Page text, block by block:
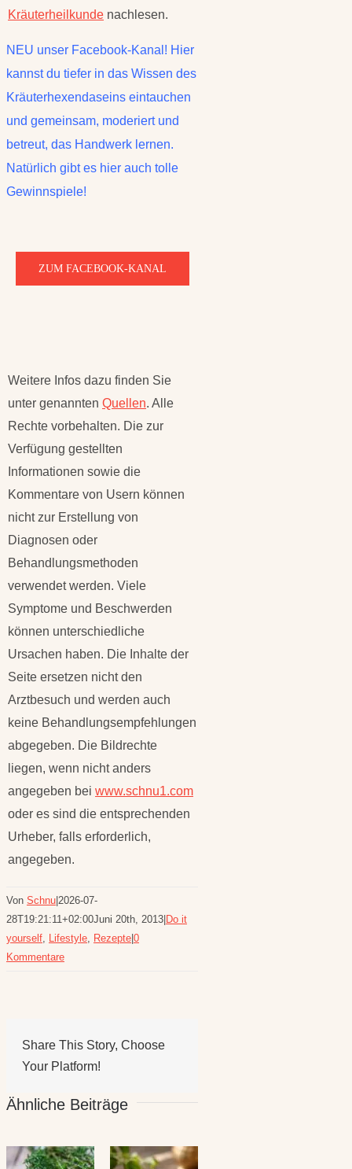
Kräuterheilkunde nachlesen.
NEU unser Facebook-Kanal! Hier
kannst du tiefer in das Wissen des
Kräuterhexendaseins eintauchen
und gemeinsam, moderiert und
betreut, das Handwerk lernen.
Natürlich gibt es hier auch tolle
Gewinnspiele!
ZUM FACEBOOK-KANAL
Weitere Infos dazu finden Sie
unter genannten Quellen. Alle
Rechte vorbehalten. Die zur
Verfügung gestellten
Informationen sowie die
Kommentare von Usern können
nicht zur Erstellung von
Diagnosen oder
Behandlungsmethoden
verwendet werden. Viele
Symptome und Beschwerden
können unterschiedliche
Ursachen haben. Die Inhalte der
Seite ersetzen nicht den
Arztbesuch und werden auch
keine Behandlungsempfehlungen
abgegeben. Die Bildrechte
liegen, wenn nicht anders
angegeben bei www.schnu1.com
oder es sind die entsprechenden
Urheber, falls erforderlich,
angegeben.
Von Schnu 2026-07-
28T19:21:11+02:00Juni 20th, 2013 Do it
yourself, Lifestyle, Rezepte 0
Kommentare
Share This Story, Choose
Your Platform!
Ähnliche Beiträge